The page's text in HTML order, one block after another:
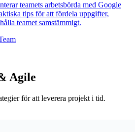
teamets arbetsbörda med Google
tips för att fördela uppgifter,
teamet samstämmigt.
Agile
för att leverera projekt i tid.